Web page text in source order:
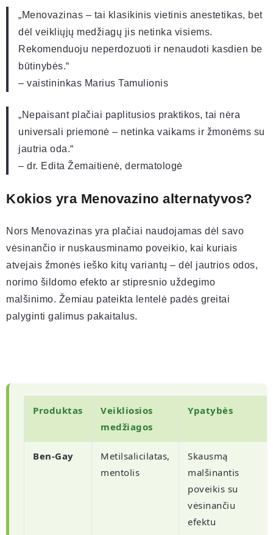
„Menovazinas – tai klasikinis vietinis anestetikas, bet
dėl veikliųjų medžiagų jis netinka visiems.
Rekomenduoju neperdozuoti ir nenaudoti kasdien be
būtinybės.“
– vaistininkas Marius Tamulionis
„Nepaisant plačiai paplitusios praktikos, tai nėra
universali priemonė – netinka vaikams ir žmonėms su
jautria oda.“
– dr. Edita Žemaitienė, dermatologė
Kokios yra Menovazino alternatyvos?
Nors Menovazinas yra plačiai naudojamas dėl savo
vėsinančio ir nuskausminamo poveikio, kai kuriais
atvejais žmonės ieško kitų variantų – dėl jautrios odos,
norimo šildomo efekto ar stipresnio uždegimo
malšinimo. Žemiau pateikta lentelė padės greitai
palyginti galimus pakaitalus.
Produktas
Veikliosios
medžiagos
Ypatybės
Ben-Gay
Metilsalicilatas,
mentolis
Skausmą
malšinantis
poveikis su
vėsinančiu
efektu